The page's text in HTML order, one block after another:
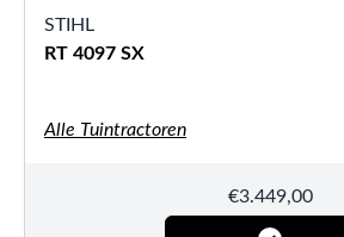
STIHL
RT 4097 SX
Alle Tuintractoren
€3.449,00